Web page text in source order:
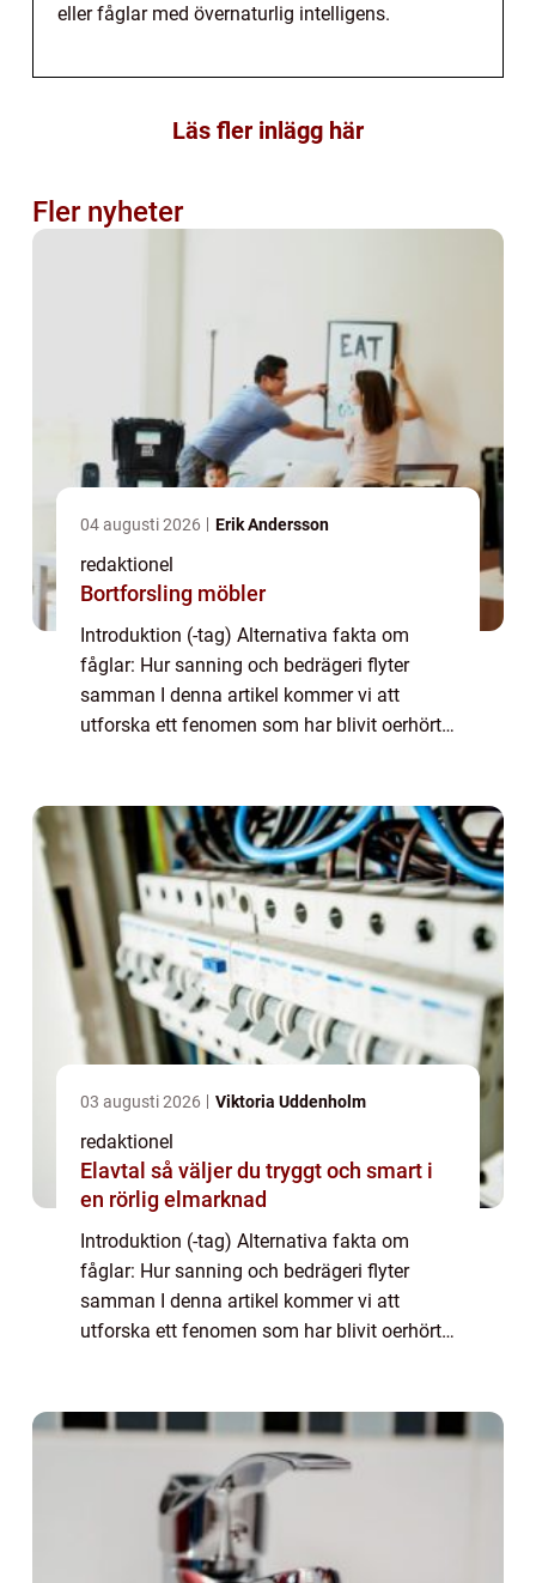
eller fåglar med övernaturlig intelligens.
Läs fler inlägg här
Fler nyheter
04 augusti 2026 Erik Andersson
redaktionel
Bortforsling möbler
Introduktion (-tag) Alternativa fakta om
fåglar: Hur sanning och bedrägeri flyter
samman I denna artikel kommer vi att
utforska ett fenomen som har blivit oerhört
03 augusti 2026 Viktoria Uddenholm
redaktionel
Elavtal så väljer du tryggt och smart i
en rörlig elmarknad
Introduktion (-tag) Alternativa fakta om
fåglar: Hur sanning och bedrägeri flyter
samman I denna artikel kommer vi att
utforska ett fenomen som har blivit oerhört